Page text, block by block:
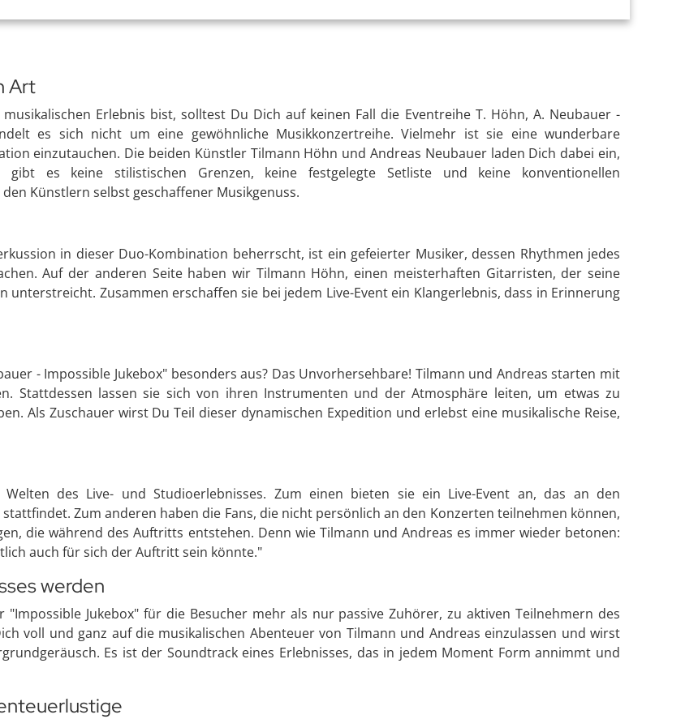
Art
Erlebnis bist, solltest Du Dich auf keinen Fall die Eventreihe T. Höhn, A. Neubauer -
es sich nicht um eine gewöhnliche Musikkonzertreihe. Vielmehr ist sie eine wunderbare
einzutauchen. Die beiden Künstler Tilmann Höhn und Andreas Neubauer laden Dich dabei ein,
es keine stilistischen Grenzen, keine festgelegte Setliste und keine konventionellen
Künstlern selbst geschaffener Musikgenuss.
in dieser Duo-Kombination beherrscht, ist ein gefeierter Musiker, dessen Rhythmen jedes
Auf der anderen Seite haben wir Tilmann Höhn, einen meisterhaften Gitarristen, der seine
unterstreicht. Zusammen erschaffen sie bei jedem Live-Event ein Klangerlebnis, dass in Erinnerung
- Impossible Jukebox" besonders aus? Das Unvorhersehbare! Tilmann und Andreas starten mit
Stattdessen lassen sie sich von ihren Instrumenten und der Atmosphäre leiten, um etwas zu
Als Zuschauer wirst Du Teil dieser dynamischen Expedition und erlebst eine musikalische Reise,
des Live- und Studioerlebnisses. Zum einen bieten sie ein Live-Event an, das an den
Zum anderen haben die Fans, die nicht persönlich an den Konzerten teilnehmen können,
die während des Auftritts entstehen. Denn wie Tilmann und Andreas es immer wieder betonen:
auch für sich der Auftritt sein könnte."
werden
Jukebox" für die Besucher mehr als nur passive Zuhörer, zu aktiven Teilnehmern des
voll und ganz auf die musikalischen Abenteuer von Tilmann und Andreas einzulassen und wirst
Es ist der Soundtrack eines Erlebnisses, das in jedem Moment Form annimmt und